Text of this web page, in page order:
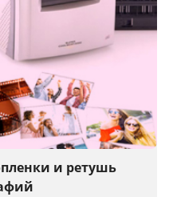
и ретушь